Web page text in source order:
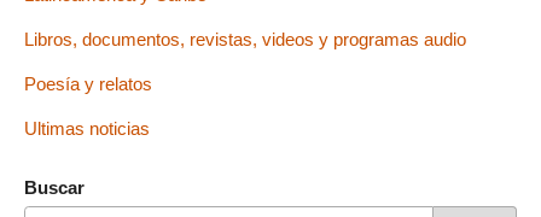
Libros, documentos, revistas, videos y programas audio
Poesía y relatos
Ultimas noticias
Buscar